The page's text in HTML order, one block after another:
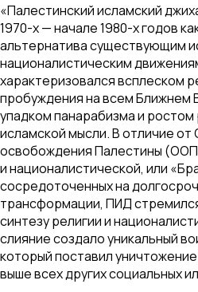
«Палестинский исламский
1970-х — начале 1980-х годов
альтернатива существующим
националистическим
характеризовался всплеском
пробуждения на всем Ближнем
упадком панарабизма и
исламской мысли. В отличие от
освобождения Палестины
и националистической, или
сосредоточенных на
трансформации, ПИД
синтезу религии и
слияние создало уникальный
который поставил
выше всех других социальных